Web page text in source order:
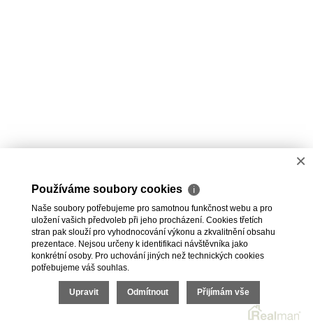
×
Používáme soubory cookies ℹ
Naše soubory potřebujeme pro samotnou funkčnost webu a pro
uložení vašich předvoleb při jeho procházení. Cookies třetích
stran pak slouží pro vyhodnocování výkonu a zkvalitnění obsahu
prezentace. Nejsou určeny k identifikaci návštěvníka jako
konkrétní osoby. Pro uchování jiných než technických cookies
potřebujeme váš souhlas.
Upravit Odmítnout Přijímám vše